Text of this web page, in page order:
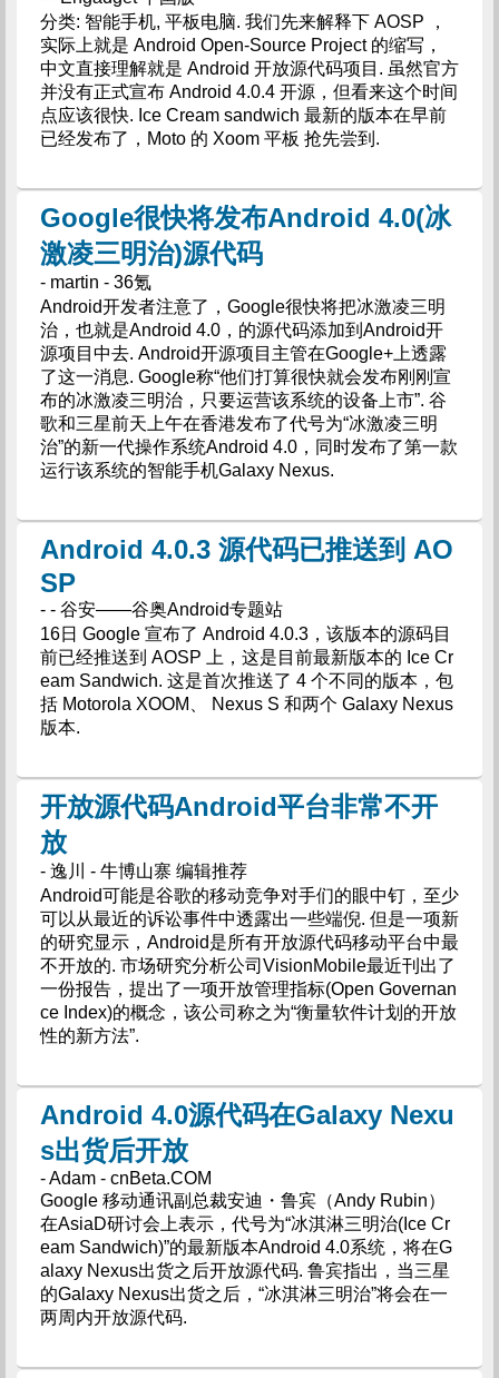
分类: 智能手机, 平板电脑. 我们先来解释下 AOSP ，
实际上就是 Android Open-Source Project 的缩写，
中文直接理解就是 Android 开放源代码项目. 虽然官方
并没有正式宣布 Android 4.0.4 开源，但看来这个时间
点应该很快. Ice Cream sandwich 最新的版本在早前
已经发布了，Moto 的 Xoom 平板 抢先尝到.
Google很快将发布Android 4.0(冰
激凌三明治)源代码
- martin - 36氪
Android开发者注意了，Google很快将把冰激凌三明
治，也就是Android 4.0，的源代码添加到Android开
源项目中去. Android开源项目主管在Google+上透露
了这一消息. Google称“他们打算很快就会发布刚刚宣
布的冰激凌三明治，只要运营该系统的设备上市”. 谷
歌和三星前天上午在香港发布了代号为“冰激凌三明
治”的新一代操作系统Android 4.0，同时发布了第一款
运行该系统的智能手机Galaxy Nexus.
Android 4.0.3 源代码已推送到 AO
SP
- - 谷安——谷奥Android专题站
16日 Google 宣布了 Android 4.0.3，该版本的源码目
前已经推送到 AOSP 上，这是目前最新版本的 Ice Cr
eam Sandwich. 这是首次推送了 4 个不同的版本，包
括 Motorola XOOM、 Nexus S 和两个 Galaxy Nexus
版本.
开放源代码Android平台非常不开
放
- 逸川 - 牛博山寨 编辑推荐
Android可能是谷歌的移动竞争对手们的眼中钉，至少
可以从最近的诉讼事件中透露出一些端倪. 但是一项新
的研究显示，Android是所有开放源代码移动平台中最
不开放的. 市场研究分析公司VisionMobile最近刊出了
一份报告，提出了一项开放管理指标(Open Governan
ce Index)的概念，该公司称之为“衡量软件计划的开放
性的新方法”.
Android 4.0源代码在Galaxy Nexu
s出货后开放
- Adam - cnBeta.COM
Google 移动通讯副总裁安迪・鲁宾（Andy Rubin）
在AsiaD研讨会上表示，代号为“冰淇淋三明治(Ice Cr
eam Sandwich)”的最新版本Android 4.0系统，将在G
alaxy Nexus出货之后开放源代码. 鲁宾指出，当三星
的Galaxy Nexus出货之后，“冰淇淋三明治”将会在一
两周内开放源代码.